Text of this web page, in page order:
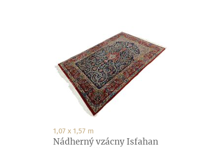
1,07 x 1,57 m
Nádherný vzácny Isfahan